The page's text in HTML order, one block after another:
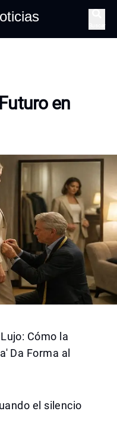
en
Cómo la
Da Forma al
el silencio